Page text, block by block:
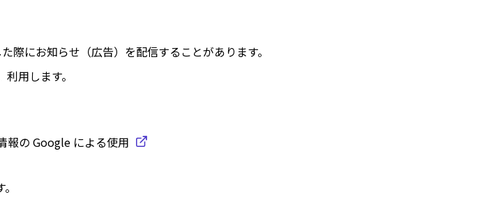
にお知らせ（広告）を配信することがあります。
用します。
報の Google による使用